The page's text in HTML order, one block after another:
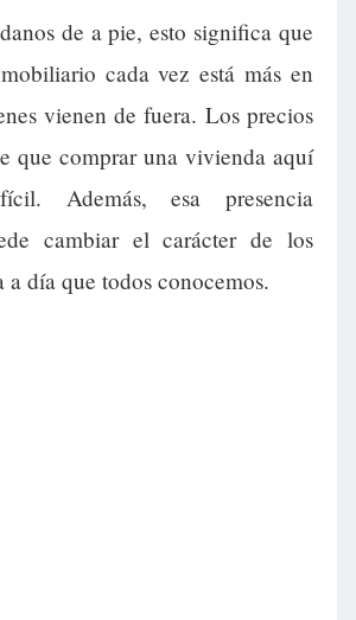
de a pie, esto significa que
cada vez está más en
vienen de fuera. Los precios
que comprar una vivienda aquí
Además, esa presencia
cambiar el carácter de los
día que todos conocemos.